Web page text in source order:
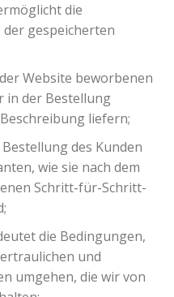
die
gespeicherten
Website beworbenen
in der Bestellung
liefern;
des Kunden
wie sie nach dem
Schritt-für-Schritt-
die Bedingungen,
und
umgehen, die wir von